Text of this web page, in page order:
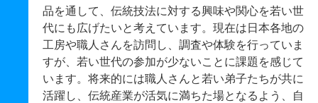
品を通して、伝統技法に対する興味や関心を若い世
代にも広げたいと考えています。現在は日本各地の
工房や職人さんを訪問し、調査や体験を行っていま
すが、若い世代の参加が少ないことに課題を感じて
います。将来的には職人さんと若い弟子たちが共に
活躍し、伝統産業が活気に満ちた場となるよう、自